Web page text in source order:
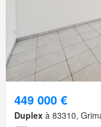
449 000 €
Duplex à 83310,